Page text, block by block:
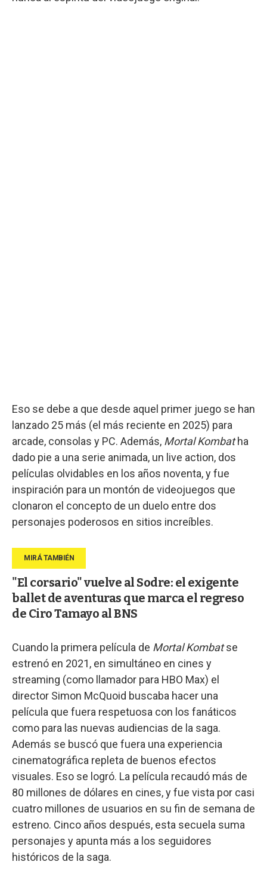
Eso se debe a que desde aquel primer juego se han
lanzado 25 más (el más reciente en 2025) para
arcade, consolas y PC. Además, Mortal Kombatha
dado pie a una serie animada, un live action, dos
películas olvidables en los años noventa, y fue
inspiración para un montón de videojuegos que
clonaron el concepto de un duelo entre dos
personajes poderosos en sitios increíbles.
"El corsario" vuelve al Sodre: el exigente
ballet de aventuras que marca el regreso
de Ciro Tamayo al BNS
Cuando la primera película de Mortal Kombatse
estrenó en 2021, en simultáneo en cines y
streaming (como llamador para HBO Max) el
director Simon McQuoid buscaba hacer una
película que fuera respetuosa con los fanáticos
como para las nuevas audiencias de la saga.
Además se buscó que fuera una experiencia
cinematográfica repleta de buenos efectos
visuales. Eso se logró. La película recaudó más de
80 millones de dólares en cines, y fue vista por casi
cuatro millones de usuarios en su fin de semana de
estreno. Cinco años después, esta secuela suma
personajes y apunta más a los seguidores
históricos de la saga.